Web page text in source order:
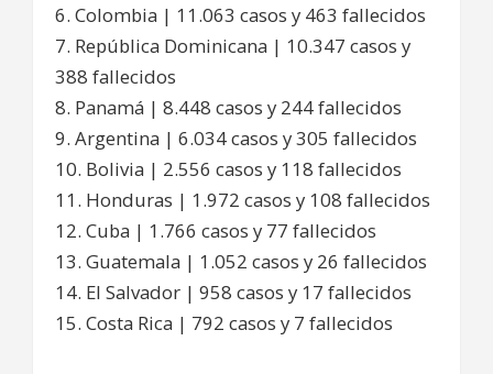
6. Colombia | 11.063 casos y 463 fallecidos
7. República Dominicana | 10.347 casos y
388 fallecidos
8. Panamá | 8.448 casos y 244 fallecidos
9. Argentina | 6.034 casos y 305 fallecidos
10. Bolivia | 2.556 casos y 118 fallecidos
11. Honduras | 1.972 casos y 108 fallecidos
12. Cuba | 1.766 casos y 77 fallecidos
13. Guatemala | 1.052 casos y 26 fallecidos
14. El Salvador | 958 casos y 17 fallecidos
15. Costa Rica | 792 casos y 7 fallecidos